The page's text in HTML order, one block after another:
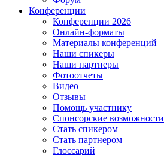
Конференции
Конференции 2026
Онлайн-форматы
Материалы конференций
Наши спикеры
Наши партнеры
Фотоотчеты
Видео
Отзывы
Помощь участнику
Спонсорские возможности
Стать спикером
Стать партнером
Глоссарий